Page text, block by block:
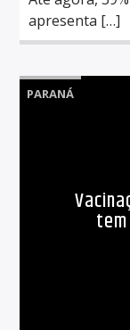
apresenta […]
PARANÁ